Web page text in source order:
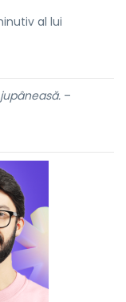
al lui
jupâneasă. –